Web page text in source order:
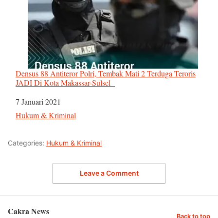
Densus 88 Antiteror Polri, Tembak Mati 2 Terduga Teroris
JADI Di Kota Makassar-Sulsel
Tanggal
7 Januari 2021
Sehubungan dengan
Hukum & Kriminal
Categories: Hukum & Kriminal
Leave a Comment
Cakra News Back to top